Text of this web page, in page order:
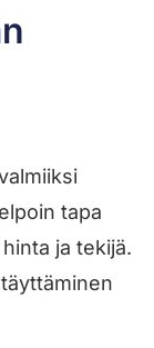
tapa
ja tekijä.